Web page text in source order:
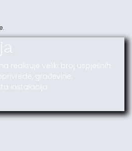
realizuje veliki broj uspješnih
građevine,
instalacija.